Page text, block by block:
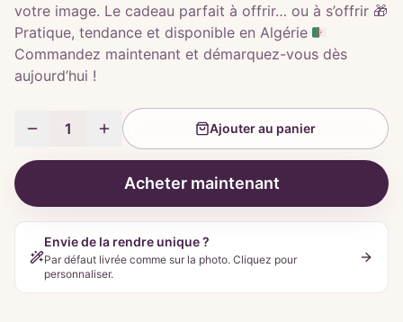
votre image. Le cadeau parfait à offrir… ou à s’offrir 🎁
Pratique, tendance et disponible en Algérie 🇩🇿
Commandez maintenant et démarquez-vous dès
aujourd’hui !
1 Ajouter au panier
Acheter maintenant
Envie de la rendre unique ?
Par défaut livrée comme sur la photo. Cliquez pour
personnaliser.